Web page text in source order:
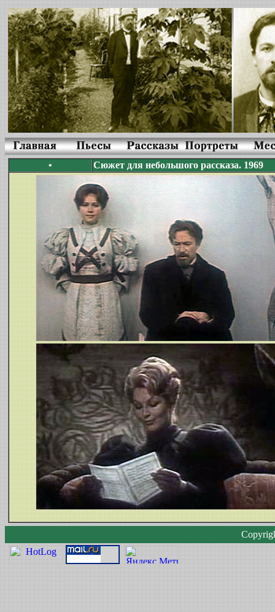
• Сюжет для небольшого рассказа. 1969